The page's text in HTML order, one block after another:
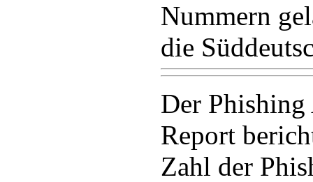
Nummern
die
Der
Report
Zahl der